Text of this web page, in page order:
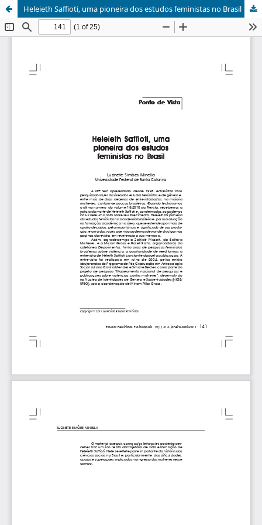
Heleieth Saffioti, uma pioneira dos estudos feministas no Brasil